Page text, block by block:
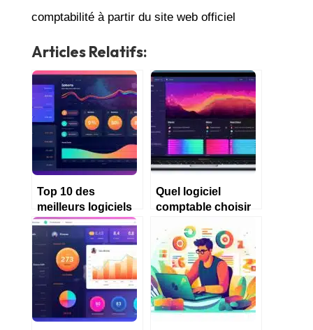
comptabilité à partir du site web officiel
Articles Relatifs:
Top 10 des
meilleurs logiciels
comptables
gratuits
Quel logiciel
comptable choisir
pour une petite
entreprise ?